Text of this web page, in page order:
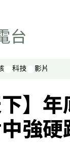
科技 影片
下】
強硬